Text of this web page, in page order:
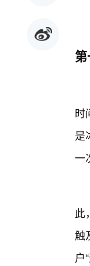
时
是
一
此
触
户